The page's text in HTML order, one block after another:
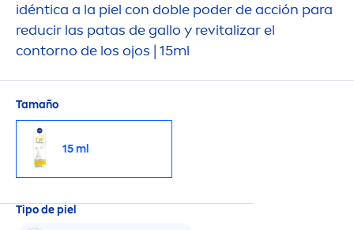
idéntica a la piel con doble poder de acción para
reducir las patas de gallo y revitalizar el
contorno de los ojos | 15ml
Tamaño
15 ml
Tipo de piel